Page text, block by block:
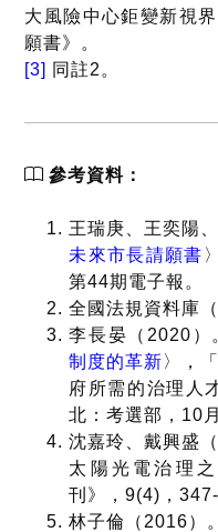
大風險中心鉅變新視
願書》。
[3] 同註2。
參考資料：
王瑞庚、王奕陽
未來市長請願書
第44期電子報。
全國法規資料庫
李長晏（2020
制度的革新〉，
府所需的治理人
北：考選部，10
沈嘉玲、戴興盛
太陽光電治理
刊》，9(4)，347-
林子倫（2016）